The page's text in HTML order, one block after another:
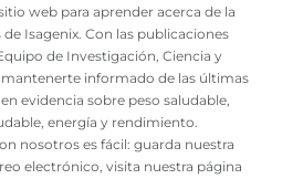
web para aprender acerca de la
Isagenix. Con las publicaciones
de Investigación, Ciencia y
informado de las últimas
evidencia sobre peso saludable,
energía y rendimiento.
nosotros es fácil: guarda nuestra
electrónico, visita nuestra página